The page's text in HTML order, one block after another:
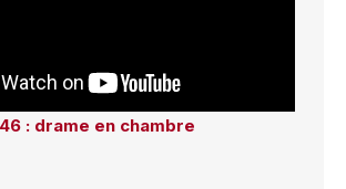
: drame en chambre